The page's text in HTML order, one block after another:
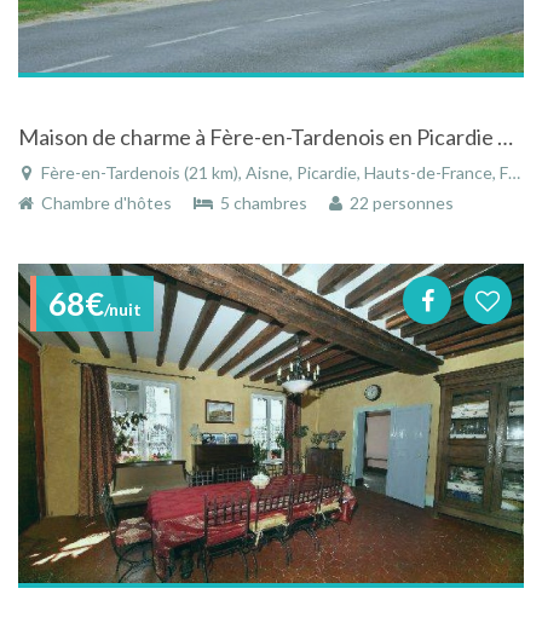
Maison de charme à Fère-en-Tardenois en Picardie près de la Champagne avec piscine chauffée
Fère-en-Tardenois (21 km), Aisne, Picardie, Hauts-de-France, France
Chambre d'hôtes
5 chambres 22 personnes
68€/nuit